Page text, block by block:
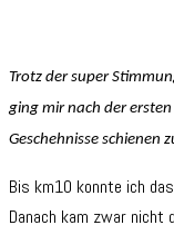
Trotz der super
ging mir nach der
Geschehnisse schienen
Bis km10 konnte ich
Danach kam zwar nicht